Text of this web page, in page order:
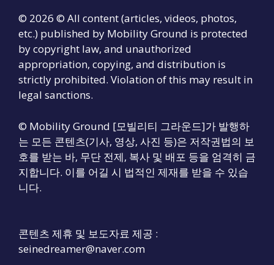
© 2026 © All content (articles, videos, photos,
etc.) published by Mobility Ground is protected
by copyright law, and unauthorized
appropriation, copying, and distribution is
strictly prohibited. Violation of this may result in
legal sanctions.
© Mobility Ground [모빌리티 그라운드]가 발행하
는 모든 콘텐츠(기사, 영상, 사진 등)은 저작권법의 보
호를 받는 바, 무단 전제, 복사 및 배포 등을 엄격히 금
지합니다. 이를 어길 시 법적인 제재를 받을 수 있습
니다.
콘텐츠 제휴 및 보도자료 제공 :
seinedreamer@naver.com